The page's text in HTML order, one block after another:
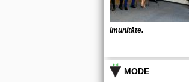
imunitāte.
MODE